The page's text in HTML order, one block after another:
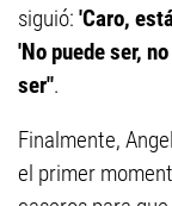
siguió: 'Caro,
'No puede ser,
ser".
Finalmente,
el primer